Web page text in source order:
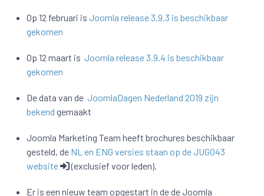
Op 12 februari is Joomla release 3.9.3 is beschikbaar
gekomen
Op 12 maart is Joomla release 3.9.4 is beschikbaar
gekomen
De data van de JoomlaDagen Nederland 2019 zijn
bekend gemaakt
Joomla Marketing Team heeft brochures beschikbaar
gesteld, de NL en ENG versies staan op de JUG043
website
(exclusief voor leden).
Er is een nieuw team opgestart in de de Joomla